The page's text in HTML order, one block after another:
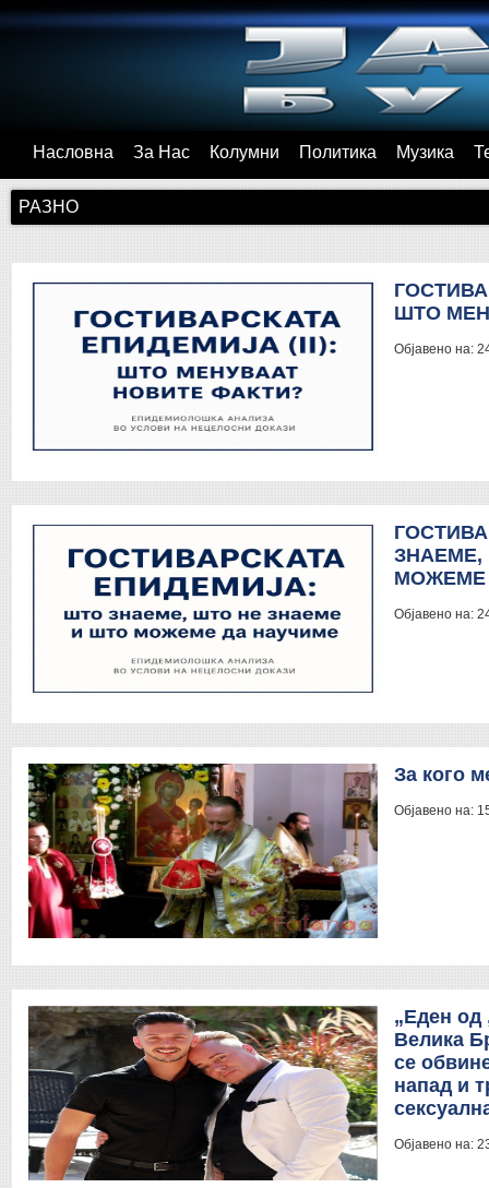
Насловна За Нас Колумни Политика Музика
РАЗНО
ШТО
Објавено на:
МОЖЕМЕ
Објавено на:
За кого
Објавено на:
„Еден од
Велика
се
напад и
Објавено на: